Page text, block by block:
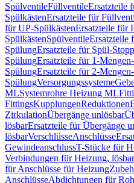
SpülventileFüllventileErsatzteile
SpülkästenErsatzteile für
für UP-SpülkästenErsatzteile für
SpülkästenSpülventileErsatzteile
SpülungErsatzteile für Spül-
SpülungErsatzteile für 1-
SpülungErsatzteile für 2-Mengen-
SpülungVersorgungssysteme
MLSystemrohre Heizung ML
FittingsKupplungenReduktionen
ZirkulationÜbergänge unlösbar
lösbarErsatzteile für Übergänge
lösbarVerschlüsseAnschlüsse
GewindeanschlussT-Stücke für
Verbindungen für Heizung, lösbar
für Anschlüsse für Heizung
AnschlüsseAbdichtungen für